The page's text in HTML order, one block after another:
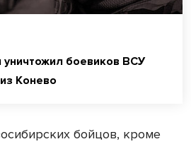
боевиков ВСУ
Конево
бойцов, кроме